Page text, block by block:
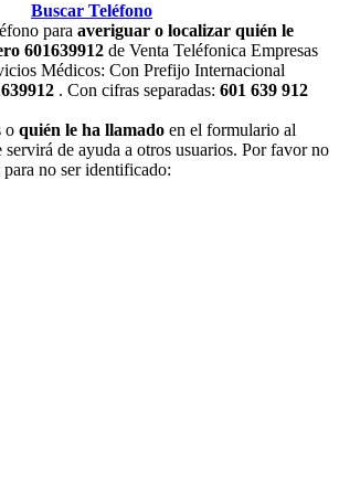
Buscar Teléfono
para averiguar o localizar quién le
601639912 de Venta Teléfonica Empresas
Médicos: Con Prefijo Internacional
. Con cifras separadas: 601 639 912
o quién le ha llamado en el formulario al
de ayuda a otros usuarios. Por favor no
para no ser identificado: